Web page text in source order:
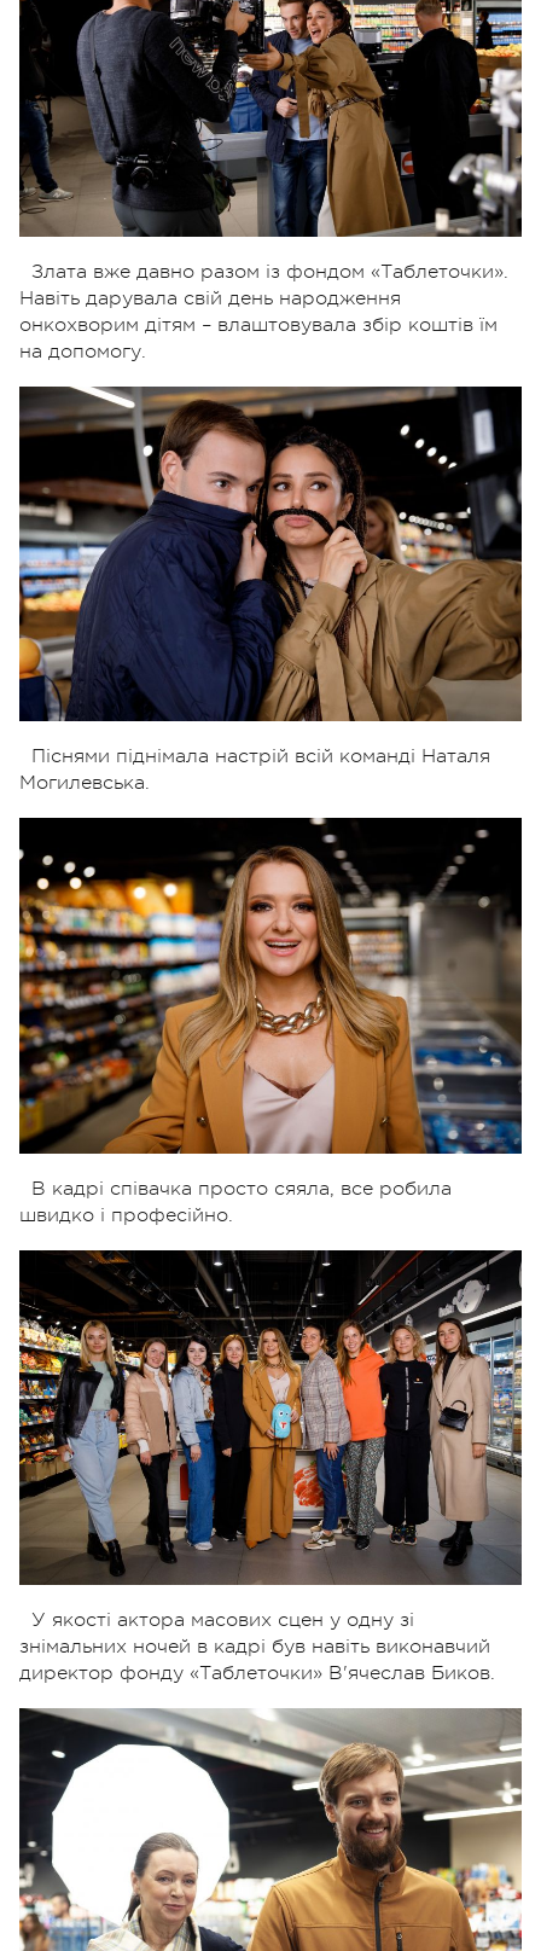
Злата вже давно разом із фондом «Таблеточки».
Навіть дарувала свій день народження
онкохворим дітям – влаштовувала збір коштів їм
на допомогу.
Піснями піднімала настрій всій команді Наталя
Могилевська.
В кадрі співачка просто сяяла, все робила
швидко і професійно.
У якості актора масових сцен у одну зі
знімальних ночей в кадрі був навіть виконавчий
директор фонду «Таблеточки» В'ячеслав Биков.